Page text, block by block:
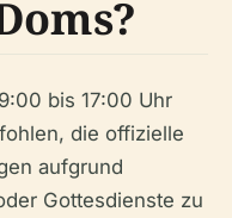
bis 17:00 Uhr
die offizielle
aufgrund
Gottesdienste zu